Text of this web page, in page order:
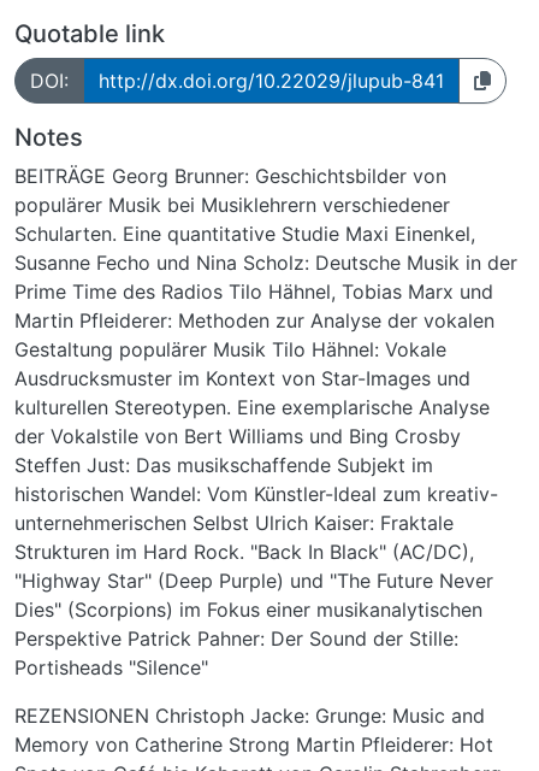
Quotable link
DOI: http://dx.doi.org/10.22029/jlupub-841
Notes
BEITRÄGE Georg Brunner: Geschichtsbilder von
populärer Musik bei Musiklehrern verschiedener
Schularten. Eine quantitative Studie Maxi Einenkel,
Susanne Fecho und Nina Scholz: Deutsche Musik in der
Prime Time des Radios Tilo Hähnel, Tobias Marx und
Martin Pfleiderer: Methoden zur Analyse der vokalen
Gestaltung populärer Musik Tilo Hähnel: Vokale
Ausdrucksmuster im Kontext von Star-Images und
kulturellen Stereotypen. Eine exemplarische Analyse
der Vokalstile von Bert Williams und Bing Crosby
Steffen Just: Das musikschaffende Subjekt im
historischen Wandel: Vom Künstler-Ideal zum kreativ-
unternehmerischen Selbst Ulrich Kaiser: Fraktale
Strukturen im Hard Rock. "Back In Black" (AC/DC),
"Highway Star" (Deep Purple) und "The Future Never
Dies" (Scorpions) im Fokus einer musikanalytischen
Perspektive Patrick Pahner: Der Sound der Stille:
Portisheads "Silence"
REZENSIONEN Christoph Jacke: Grunge: Music and
Memory von Catherine Strong Martin Pfleiderer: Hot